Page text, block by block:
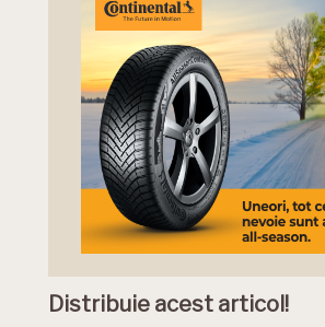
Distribuie acest articol!